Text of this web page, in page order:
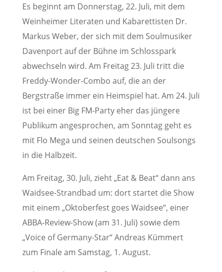
Es beginnt am Donnerstag, 22. Juli, mit dem
Weinheimer Literaten und Kabarettisten Dr.
Markus Weber, der sich mit dem Soulmusiker
Davenport auf der Bühne im Schlosspark
abwechseln wird. Am Freitag 23. Juli tritt die
Freddy-Wonder-Combo auf, die an der
Bergstraße immer ein Heimspiel hat. Am 24. Juli
ist bei einer Big FM-Party eher das jüngere
Publikum angesprochen, am Sonntag geht es
mit Flo Mega und seinen deutschen Soulsongs
in die Halbzeit.
Am Freitag, 30. Juli, zieht „Eat & Beat“ dann ans
Waidsee-Strandbad um: dort startet die Show
mit einem „Oktoberfest goes Waidsee“, einer
ABBA-Review-Show (am 31. Juli) sowie dem
„Voice of Germany-Star“ Andreas Kümmert
zum Finale am Samstag, 1. August.